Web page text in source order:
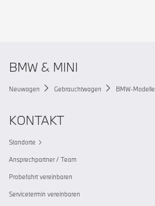
BMW & MINI
Neuwagen Gebrauchtwagen BMW-Modelle
KONTAKT
Standorte
Ansprechpartner / Team
Probefahrt vereinbaren
Servicetermin vereinbaren